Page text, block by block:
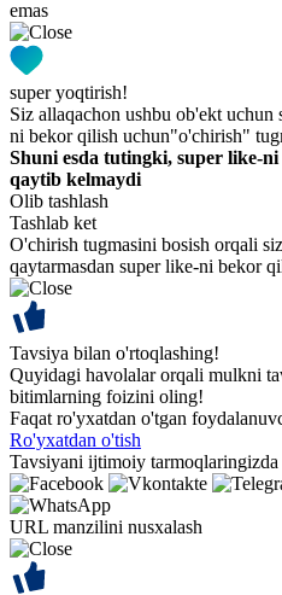
emas
super yoqtirish!
Siz allaqachon ushbu ob'ekt
ni bekor qilish uchun"o'chirish"
Shuni esda tutingki, super like-
qaytib kelmaydi
Olib tashlash
Tashlab ket
O'chirish tugmasini bosish orqali
qaytarmasdan super like-ni bekor
Tavsiya bilan o'rtoqlashing!
Quyidagi havolalar orqali mulkni
bitimlarning foizini oling!
Faqat ro'yxatdan o'tgan
Ro'yxatdan o'tish
Tavsiyani ijtimoiy
URL manzilini nusxalash